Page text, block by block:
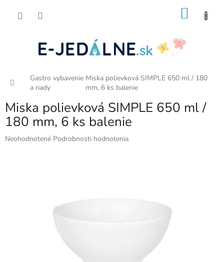
Domov
Gastro vybavenie
a riady
Miska polievková SIMPLE 650 ml / 180
mm, 6 ks balenie
Miska polievková SIMPLE 650 ml /
180 mm, 6 ks balenie
Priemerné
Neohodnotené Podrobnosti hodnotenia